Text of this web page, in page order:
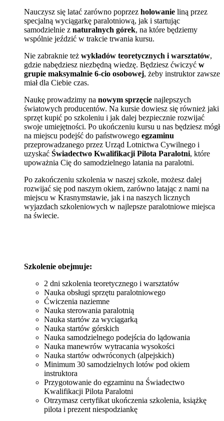
Nauczysz się latać zarówno poprzez holowanie liną przez
specjalną wyciągarkę paralotniową, jak i startując
samodzielnie z naturalnych górek, na które będziemy
wspólnie jeździć w trakcie trwania kursu.
Nie zabraknie też wykładów teoretycznych i warsztatów,
gdzie nabędziesz niezbędną wiedzę. Będziesz ćwiczyć w
grupie maksymalnie 6-cio osobowej, żeby instruktor zawsze
miał dla Ciebie czas.
Naukę prowadzimy na nowym sprzęcie najlepszych
światowych producentów. Na kursie dowiesz się również jaki
sprzęt kupić po szkoleniu i jak dalej bezpiecznie rozwijać
swoje umiejętności. Po ukończeniu kursu u nas będziesz mógł
na miejscu podejść do państwowego egzaminu
przeprowadzanego przez Urząd Lotnictwa Cywilnego i
uzyskać Świadectwo Kwalifikacji Pilota Paralotni, które
upoważnia Cię do samodzielnego latania na paralotni.
Po zakończeniu szkolenia w naszej szkole, możesz dalej
rozwijać się pod naszym okiem, zarówno latając z nami na
miejscu w Krasnymstawie, jak i na naszych licznych
wyjazdach szkoleniowych w najlepsze paralotniowe miejsca
na świecie.
Szkolenie obejmuje:
2 dni szkolenia teoretycznego i warsztatów
Nauka obsługi sprzętu paralotniowego
Ćwiczenia naziemne
Nauka sterowania paralotnią
Nauka startów za wyciągarką
Nauka startów górskich
Nauka samodzielnego podejścia do lądowania
Nauka manewrów wytracania wysokości
Nauka startów odwróconych (alpejskich)
Minimum 30 samodzielnych lotów pod okiem
instruktora
Przygotowanie do egzaminu na Świadectwo
Kwalifikacji Pilota Paralotni
Otrzymasz certyfikat ukończenia szkolenia, książkę
pilota i prezent niespodziankę